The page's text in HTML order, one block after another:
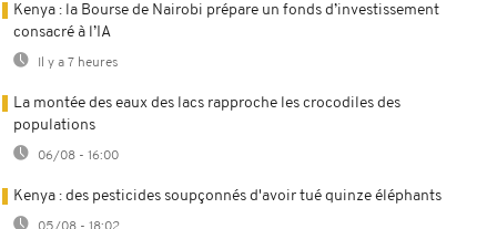
Kenya : la Bourse de Nairobi prépare un fonds d’investissement
consacré à l’IA
Il y a 7 heures
La montée des eaux des lacs rapproche les crocodiles des
populations
06/08 - 16:00
Kenya : des pesticides soupçonnés d'avoir tué quinze éléphants